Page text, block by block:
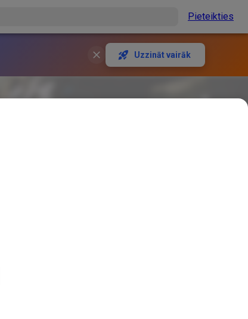
Pieteikties
Uzzināt vairāk